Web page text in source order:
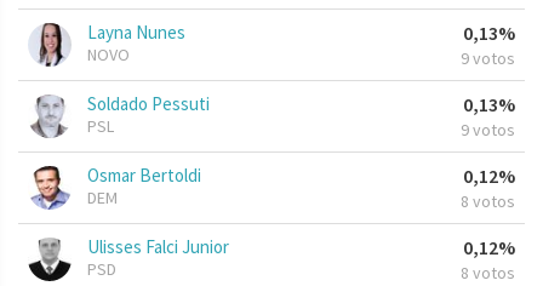
Layna Nunes
NOVO
0,13%
9 votos
Soldado Pessuti
PSL
0,13%
9 votos
Osmar Bertoldi
DEM
0,12%
8 votos
Ulisses Falci Junior
PSD
0,12%
8 votos